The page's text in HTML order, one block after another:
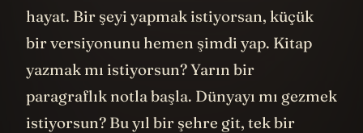
hayat. Bir şeyi yapmak istiyorsan, küçük
bir versiyonunu hemen şimdi yap. Kitap
yazmak mı istiyorsun? Yarın bir
paragraflık notla başla. Dünyayı mı gezmek
istiyorsun? Bu yıl bir şehre git, tek bir